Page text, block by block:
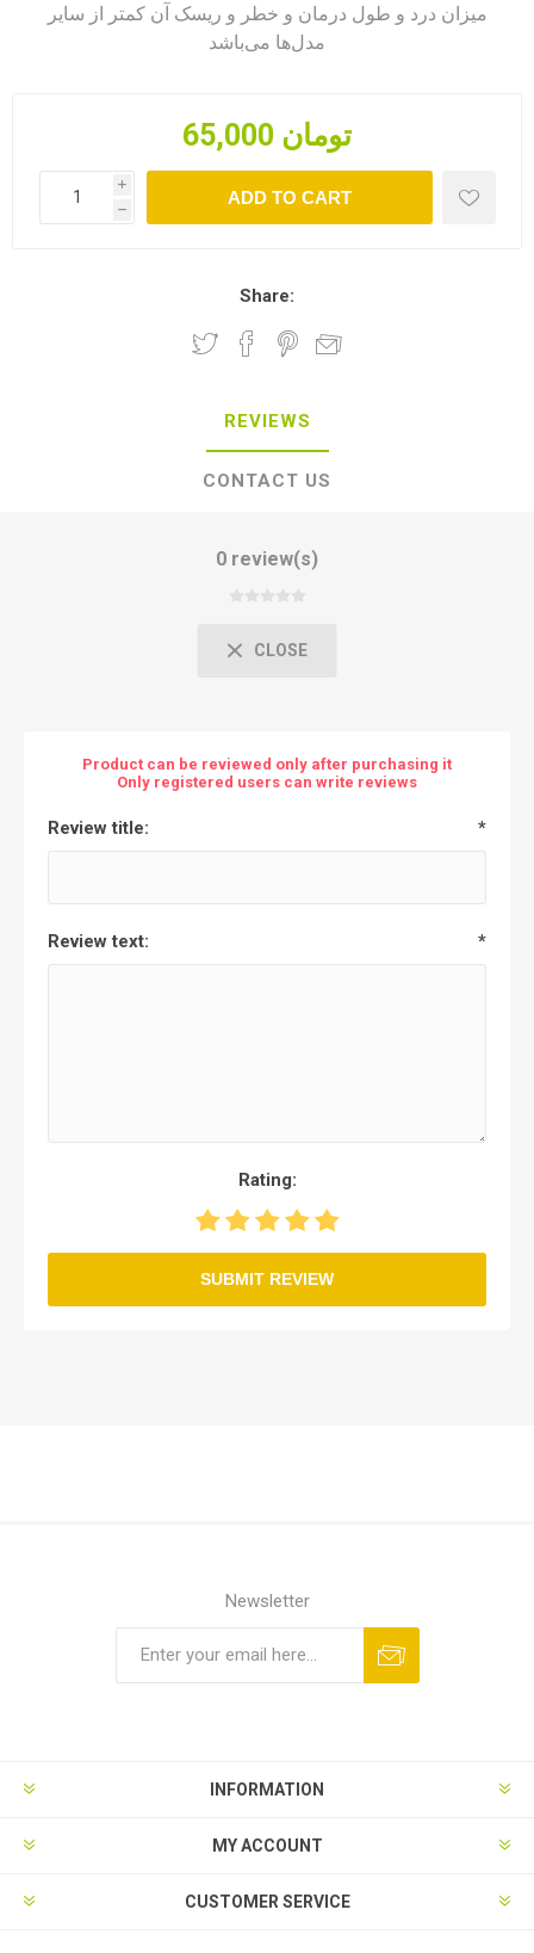
میزان درد و طول درمان و خطر و ریسک آن کمتر از سایر
مدل‌ها می‌باشد
65,000 تومان
i
h
ADD TO CART
Share:
REVIEWS
CONTACT US
0 review(s)
CLOSE
Product can be reviewed only after purchasing it
Only registered users can write reviews
Review title: *
Review text: *
Rating:
SUBMIT REVIEW
Newsletter
INFORMATION
MY ACCOUNT
CUSTOMER SERVICE